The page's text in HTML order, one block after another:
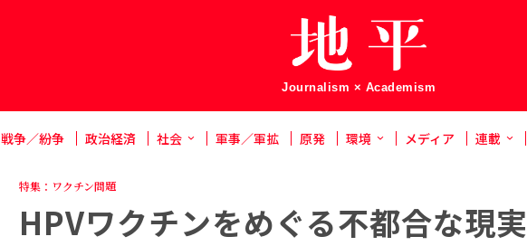
Journalism × Academism
戦争／紛争 政治経済 社会 軍事／軍拡 原発 環境 メディア 連載
特集：ワクチン問題
HPVワクチンをめぐる不都合な現実